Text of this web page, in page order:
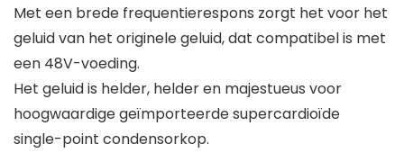
Met een brede frequentierespons zorgt het voor het
geluid van het originele geluid, dat compatibel is met
een 48V-voeding.
Het geluid is helder, helder en majestueus voor
hoogwaardige geïmporteerde supercardioïde
single-point condensorkop.